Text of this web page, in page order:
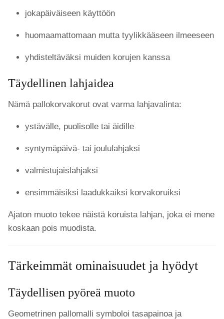
jokapäiväiseen käyttöön
huomaamattomaan mutta tyylikkääseen ilmeeseen
yhdisteltäväksi muiden korujen kanssa
Täydellinen lahjaidea
Nämä pallokorvakorut ovat varma lahjavalinta:
ystävälle, puolisolle tai äidille
syntymäpäivä- tai joululahjaksi
valmistujaislahjaksi
ensimmäisiksi laadukkaiksi korvakoruiksi
Ajaton muoto tekee näistä koruista lahjan, joka ei mene
koskaan pois muodista.
Tärkeimmät ominaisuudet ja hyödyt
Täydellisen pyöreä muoto
Geometrinen pallomalli symboloi tasapainoa ja